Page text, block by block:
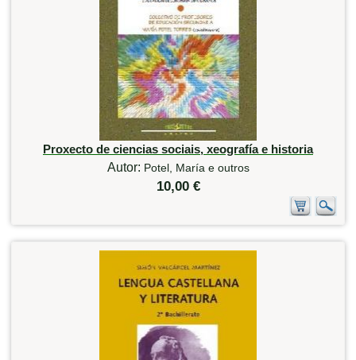
Proxecto de ciencias sociais, xeografía e historia
Autor: Potel, María e outros
10,00 €